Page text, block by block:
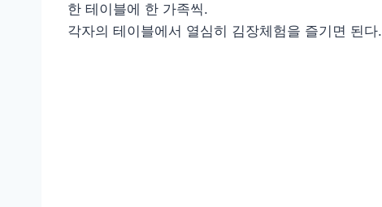
한 테이블에 한 가족씩.
각자의 테이블에서 열심히 김장체험을 즐기면 된다.